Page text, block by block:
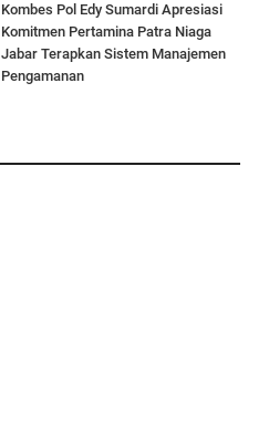
Kombes Pol Edy Sumardi Apresiasi
Komitmen Pertamina Patra Niaga
Jabar Terapkan Sistem Manajemen
Pengamanan